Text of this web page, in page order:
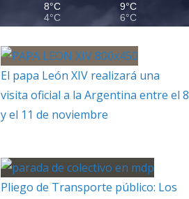
8°C
4°C
9°C
6°C
El papa León XIV realizará una
visita oficial a la Argentina entre el 8
y el 11 de noviembre
Pliego de Transporte público: Los